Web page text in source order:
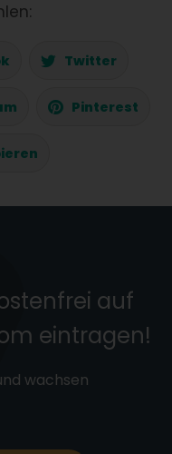
Twitter
Pinterest
auf
eintragen!
wachsen